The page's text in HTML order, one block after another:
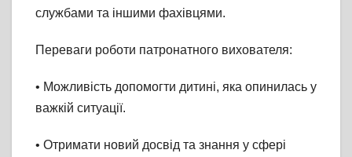
службами та іншими фахівцями.
Переваги роботи патронатного вихователя:
• Можливість допомогти дитині, яка опинилась у
важкій ситуації.
• Отримати новий досвід та знання у сфері